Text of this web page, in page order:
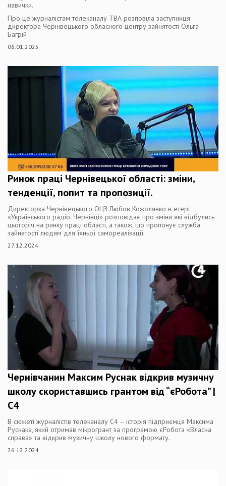
навички.
Про це журналістам телеканалу ТВА розповіла заступниця
директора Чернівецького обласного центру зайнятості Ольга
Багрій
06.01.2025
Ринок праці Чернівецької області: зміни,
тенденції, попит та пропозиції.
Директорка Чернівецького ОЦЗ Любов Кожолянко в етері
«Українського радіо. Чернівці» розповідає про зміни які відбулись
цьогоріч на ринку праці області, а також, що пропонує служба
зайнятості людям для їхньої самореалізації.
27.12.2024
Чернівчанин Максим Руснак відкрив музичну
школу скориставшись грантом від “єРобота” |
C4
В сюжеті журналістів телеканалу С4 – історія підприємця Максима
Руснака, який отримав мікрогрант за програмою єРобота «Власна
справа» та відкрив музичну школу нового формату.
26.12.2024